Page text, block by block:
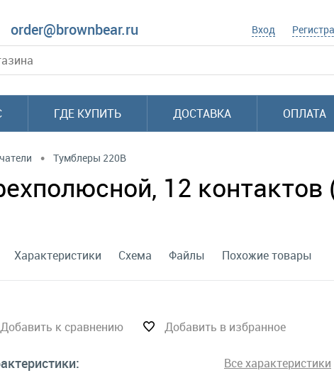
order@brownbear.ru Вход
ГДЕ КУПИТЬ ДОСТАВКА ОПЛАТА
• Тумблеры 220В
12
Характеристики Схема Файлы Похожие товары
Добавить к сравнению Добавить в избранное
Все характеристики